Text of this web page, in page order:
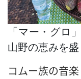
「マー・グロ
山野の恵みを盛
コムー族の音